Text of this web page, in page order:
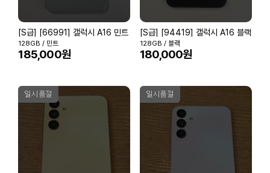
[S급] [66991] 갤럭시 A16 민트
128GB / 민트
185,000원
[S급] [94419] 갤럭시 A16 블랙
128GB / 블랙
180,000원
일시품절 일시품절